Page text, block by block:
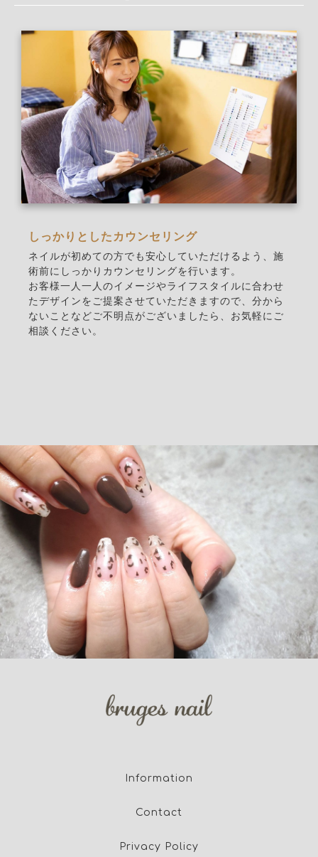
しっかりとしたカウンセリング
ネイルが初めての方でも安心していただけるよう、施
術前にしっかりカウンセリングを行います。
お客様一人一人のイメージやライフスタイルに合わせ
たデザインをご提案させていただきますので、分から
ないことなどご不明点がございましたら、お気軽にご
相談ください。
Information
Contact
Privacy Policy